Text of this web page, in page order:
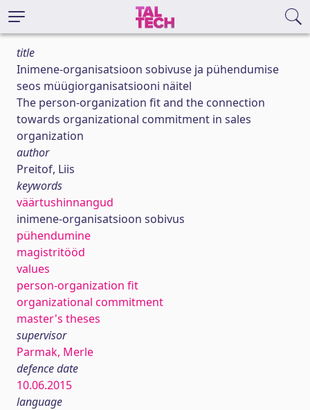
title
Inimene-organisatsioon sobivuse ja pühendumise
seos müügiorganisatsiooni näitel
The person-organization fit and the connection
towards organizational commitment in sales
organization
author
Preitof, Liis
keywords
väärtushinnangud
inimene-organisatsioon sobivus
pühendumine
magistritööd
values
person-organization fit
organizational commitment
master's theses
supervisor
Parmak, Merle
defence date
10.06.2015
language